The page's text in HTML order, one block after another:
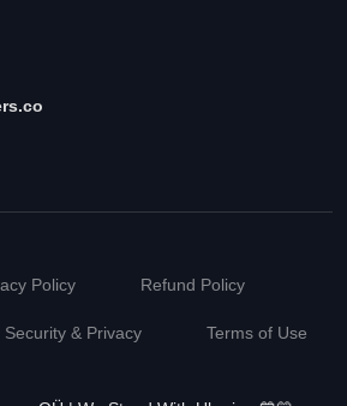
Policy Refund Policy
Security & Privacy Terms of Use